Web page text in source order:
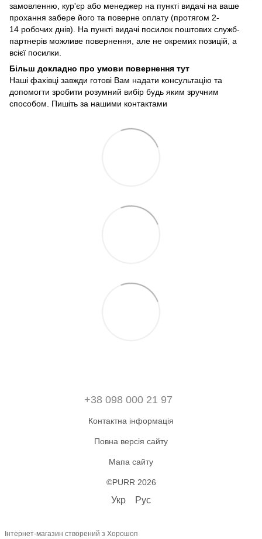
замовленню, кур'єр або менеджер на пункті видачі на ваше
прохання забере його та поверне оплату (протягом 2-
14 робочих днів). На пункті видачі посилок поштових служб-
партнерів можливе повернення, але не окремих позицій, а
всієї посилки.
Більш докладно про умови повернення тут
Наші фахівці завжди готові Вам надати консультацію та
допомогти зробити розумний вибір будь яким зручним
способом. Пишіть за нашими контактами
+38 098 000 21 97
Контактна інформація
Повна версія сайту
Мапа сайту
©PURR 2026
Укр Рус
Інтернет-магазин створений з Хорошоп